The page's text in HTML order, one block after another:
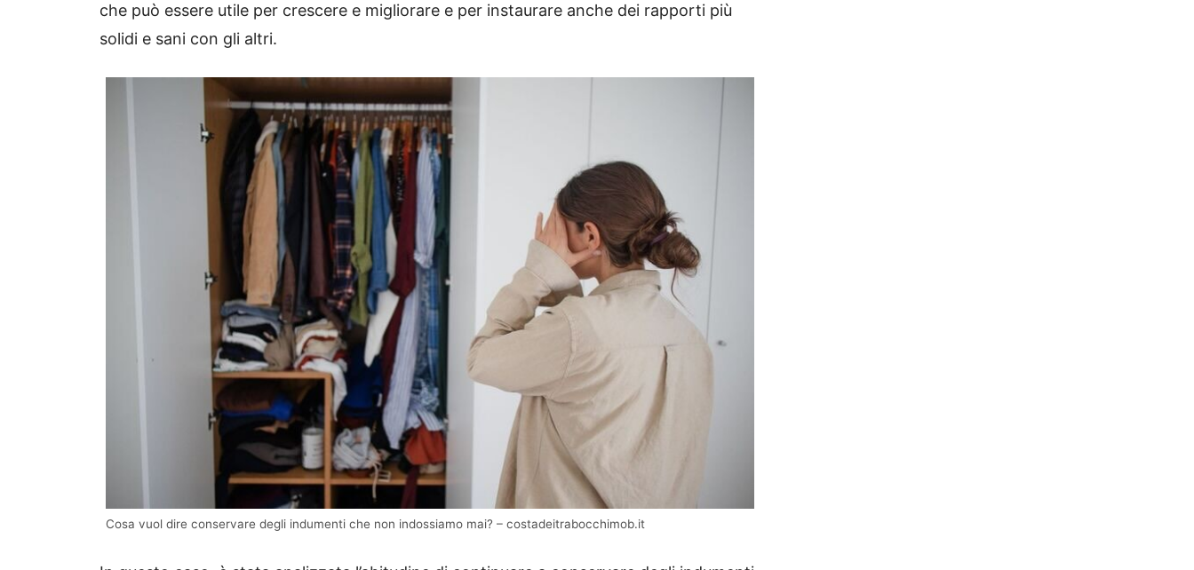
che può essere utile per crescere e migliorare e per instaurare anche dei rapporti più
solidi e sani con gli altri.
Cosa vuol dire conservare degli indumenti che non indossiamo mai? – costadeitrabocchimob.it